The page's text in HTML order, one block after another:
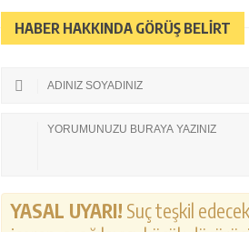
HABER HAKKINDA GÖRÜŞ BELİRT
YASAL UYARI! Suç teşkil
GÜNLÜK HABER